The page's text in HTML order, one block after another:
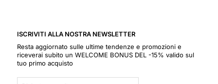
ISCRIVITI ALLA NOSTRA NEWSLETTER
Resta aggiornato sulle ultime tendenze e promozioni e
riceverai subito un WELCOME BONUS DEL -15% valido sul
tuo primo acquisto